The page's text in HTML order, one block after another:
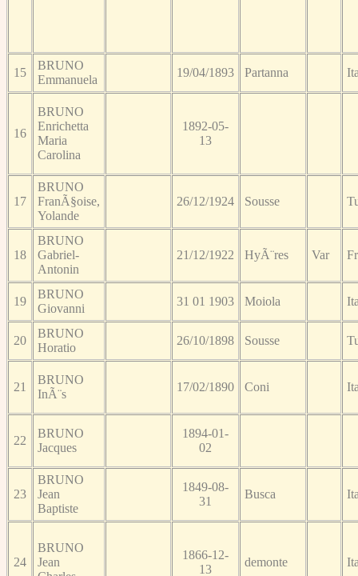
15
BRUNO
Emmanuela
19/04/1893 Partanna
16
BRUNO
Enrichetta
Maria
Carolina
1892-05-
13
17
BRUNO
FranÃ§oise,
Yolande
26/12/1924 Sousse
18
BRUNO
Gabriel-
Antonin
21/12/1922 HyÃ¨res Var
19
BRUNO
Giovanni
31 01 1903 Moiola
20
BRUNO
Horatio
26/10/1898 Sousse
21
BRUNO
InÃ¨s
17/02/1890 Coni
22
BRUNO
Jacques
1894-01-
02
23
BRUNO
Jean
Baptiste
1849-08-
31
Busca
24
BRUNO
Jean
1866-12-
13
demonte